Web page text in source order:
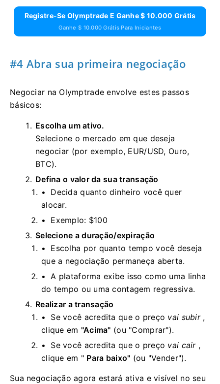
Registre-Se Olymptrade E Ganhe $ 10.000 Grátis
Ganhe $ 10.000 Grátis Para Iniciantes
#4 Abra sua primeira negociação
Negociar na Olymptrade envolve estes passos
básicos:
Escolha um ativo.
Selecione o mercado em que deseja
negociar (por exemplo, EUR/USD, Ouro,
BTC).
Defina o valor da sua transação
Decida quanto dinheiro você quer
alocar.
Exemplo: $100
Selecione a duração/expiração
Escolha por quanto tempo você deseja
que a negociação permaneça aberta.
A plataforma exibe isso como uma linha
do tempo ou uma contagem regressiva.
Realizar a transação
Se você acredita que o preço vai subir,
clique em "Acima" (ou "Comprar").
Se você acredita que o preço vai cair,
clique em " Para baixo" (ou "Vender").
Sua negociação agora estará ativa e visível no seu